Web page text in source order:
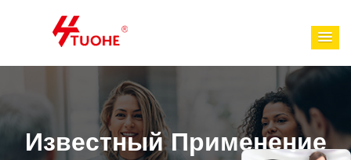
Известный Применение